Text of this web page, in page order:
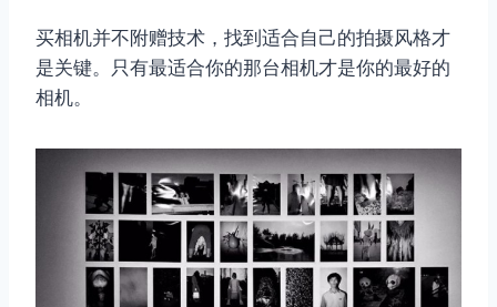
买相机并不附赠技术，找到适合自己的拍摄风格才
是关键。只有最适合你的那台相机才是你的最好的
相机。